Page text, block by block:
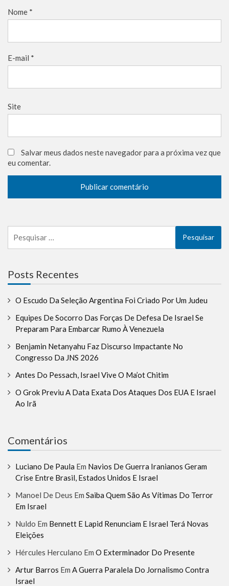
Nome *
E-mail *
Site
Salvar meus dados neste navegador para a próxima vez que
eu comentar.
por:
Posts Recentes
O Escudo Da Seleção Argentina Foi Criado Por Um Judeu
Equipes De Socorro Das Forças De Defesa De Israel Se
Preparam Para Embarcar Rumo À Venezuela
Benjamin Netanyahu Faz Discurso Impactante No
Congresso Da JNS 2026
Antes Do Pessach, Israel Vive O Ma’ot Chitim
O Grok Previu A Data Exata Dos Ataques Dos EUA E Israel
Ao Irã
Comentários
Luciano De Paula Em Navios De Guerra Iranianos Geram
Crise Entre Brasil, Estados Unidos E Israel
Manoel De Deus Em Saiba Quem São As Vítimas Do Terror
Em Israel
Nuldo Em Bennett E Lapid Renunciam E Israel Terá Novas
Eleições
Hércules Herculano Em O Exterminador Do Presente
Artur Barros Em A Guerra Paralela Do Jornalismo Contra
Israel